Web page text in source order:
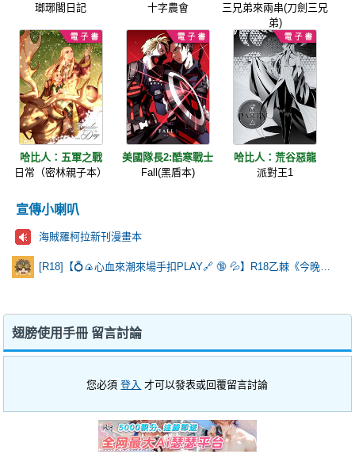
瑯琊閣日記
十字農會
三兄弟來兩串(刀劍三兄
弟)
哈比人：五軍之戰
日常（密林親子本）
美國隊長2:酷寒戰士
Fall(黑盾本)
哈比人：荒谷惡龍
派對王1
宣傳小喇叭
海賊羅柯拉新刊漫畫本
翅膀使用手冊 留言討論
您必須登入 才可以發表或回覆留言討論